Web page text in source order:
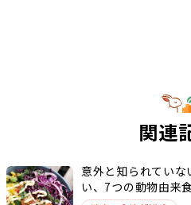
関連
意外と知られてい
い、7つの動物由来